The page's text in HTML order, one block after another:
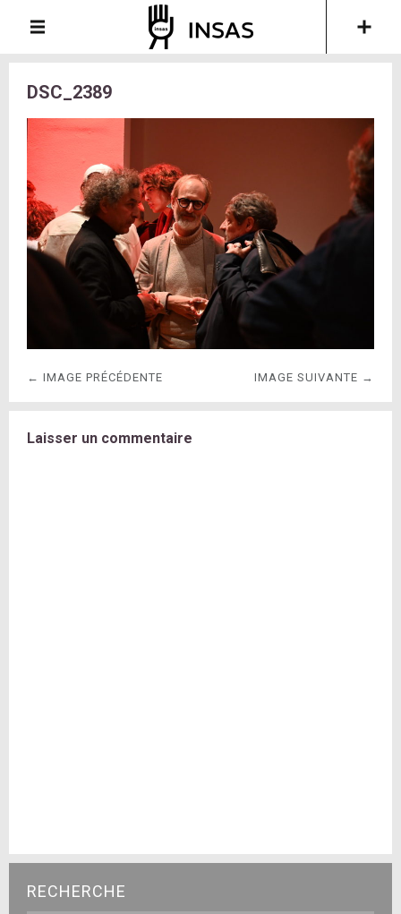
DSC_2389
← IMAGE PRÉCÉDENTE IMAGE SUIVANTE →
Laisser un commentaire
RECHERCHE